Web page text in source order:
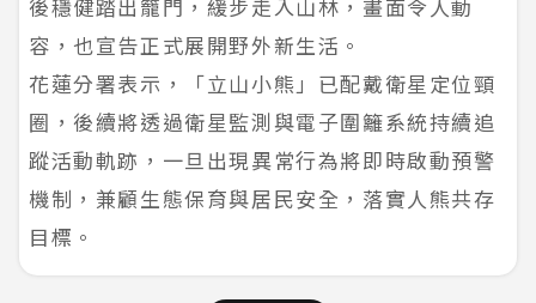
後穩健踏出籠門，緩步走入山林，畫面令人動
容，也宣告正式展開野外新生活。
花蓮分署表示，「立山小熊」已配戴衛星定位頸
圈，後續將透過衛星監測與電子圍籬系統持續追
蹤活動軌跡，一旦出現異常行為將即時啟動預警
機制，兼顧生態保育與居民安全，落實人熊共存
目標。